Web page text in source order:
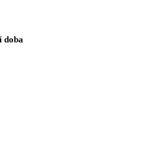
doba